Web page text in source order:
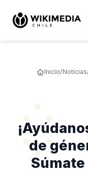
Inicio/Noticias
de
Súmate